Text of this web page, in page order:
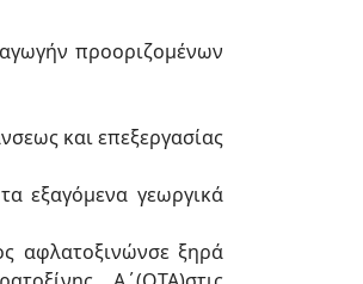
προοριζομένων
και επεξεργασίας
εξαγόμενα γεωργικά
αφλατοξινώνσε ξηρά